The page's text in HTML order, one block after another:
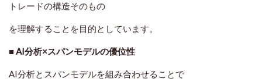
トレードの構造そのもの
を理解することを目的としています。
■ AI分析×スパンモデルの優位性
AI分析とスパンモデルを組み合わせることで